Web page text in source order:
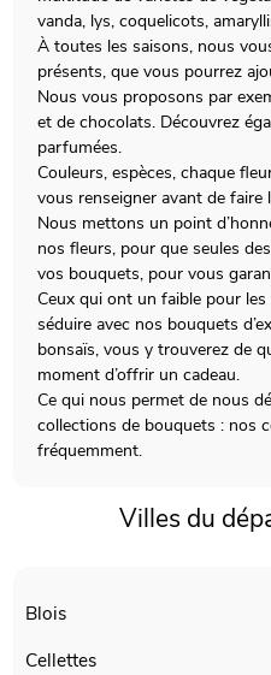
vanda, lys, coquelicots,
À toutes les saisons, nous
présents, que vous pourrez
Nous vous proposons par
et de chocolats. Découvrez
parfumées.
Couleurs, espèces, chaque
vous renseigner avant de
Nous mettons un point
nos fleurs, pour que seules
vos bouquets, pour vous
Ceux qui ont un faible pour
séduire avec nos bouquets
bonsaïs, vous y trouverez de
moment d’offrir un cadeau.
Ce qui nous permet de nous
collections de bouquets : nos
fréquemment.
Villes du
Blois
Cellettes